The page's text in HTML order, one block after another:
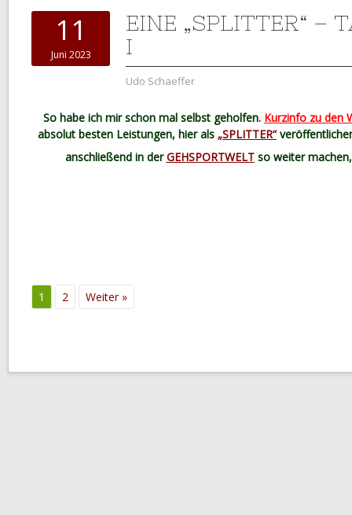
11
Juni 2023
EINE „SPLITTER“ –
I
Udo Schaeffer
So habe ich mir schon mal selbst geholfen. Kurzinfo zu den
absolut besten Leistungen, hier als „SPLITTER“
anschließend in derGEHSPORTWELTso weiter
1 2 Weiter »